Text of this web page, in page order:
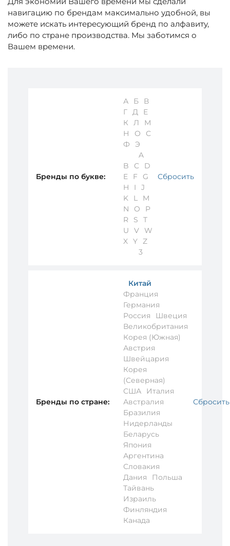
навигацию по брендам максимально удобной, вы
можете искать интересующий бренд по алфавиту,
либо по стране производства. Мы заботимся о
Вашем времени.
Бренды по букве:
А Б
В
Г
Д
Е
К
Л
М
Н
О
С
Ф
Э
A
B
C
D
E
F
G
H
I
J
K
L
M
N
O
P
R
S
T
U
V W
X Y
Z
3
Сбросить
Бренды по стране:
Китай
Франция
Германия
Россия
Швеция
Великобритания
Корея (Южная)
Австрия
Швейцария
Корея
(Северная)
США
Италия
Австралия
Бразилия
Нидерланды
Беларусь
Япония
Аргентина
Словакия
Дания
Польша
Тайвань
Израиль
Финляндия
Канада
Сбросить